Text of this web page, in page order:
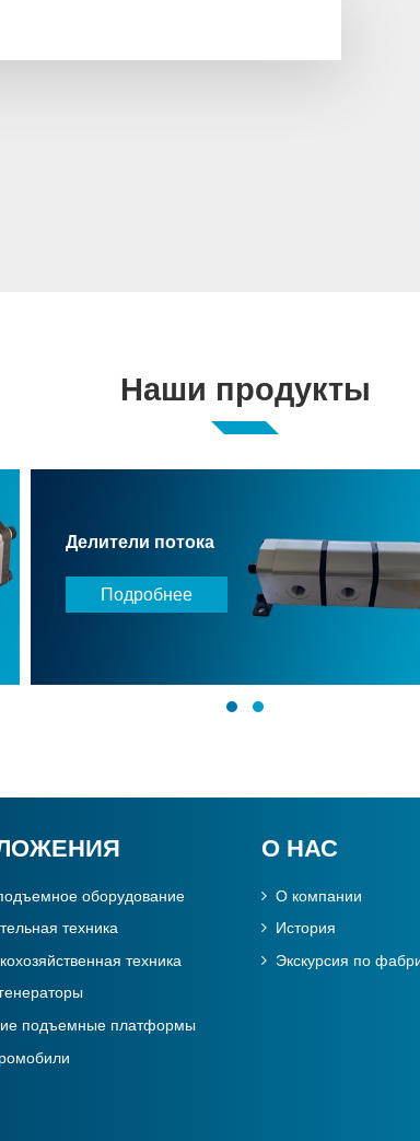
Наши продукты
Делители потока
Подробнее
оборудование
техника
техника
подъемные платформы
О НАС
О компании
История
Экскурсия по